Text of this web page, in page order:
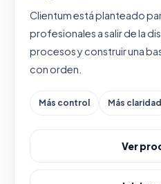
Clientum está planteado
profesionales a salir de la
procesos y construir una
con orden.
Más control Más claridad
Ver